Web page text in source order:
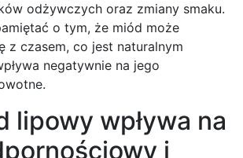
odżywczych oraz zmiany smaku.
o tym, że miód może
z czasem, co jest naturalnym
negatywnie na jego
lipowy wpływa na
i